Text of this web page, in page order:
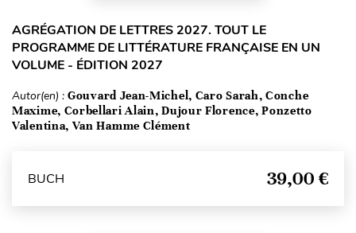
AGRÉGATION DE LETTRES 2027. TOUT LE
PROGRAMME DE LITTÉRATURE FRANÇAISE EN UN
VOLUME - ÉDITION 2027
Autor(en) : Gouvard Jean-Michel, Caro Sarah, Conche
Maxime, Corbellari Alain, Dujour Florence, Ponzetto
Valentina, Van Hamme Clément
BUCH 39,00 €